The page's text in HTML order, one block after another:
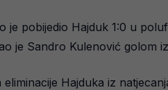
je pobijedio Hajduk 1:0 u
je Sandro Kulenović golom
eliminacije Hajduka iz